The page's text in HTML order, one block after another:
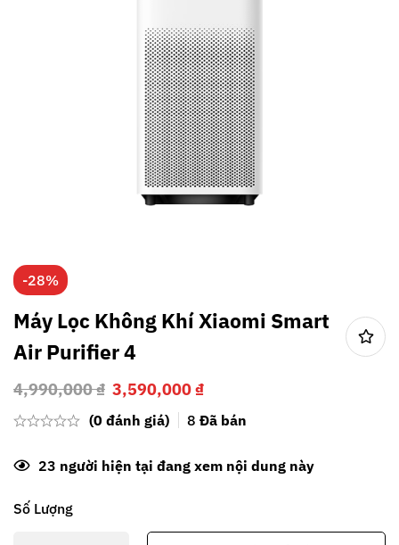
-28%
Máy Lọc Không Khí Xiaomi Smart
Air Purifier 4
4,990,000₫ 3,590,000₫
(0 đánh giá) 8 Đã bán
23 người hiện tại đang xem nội dung này
Số Lượng